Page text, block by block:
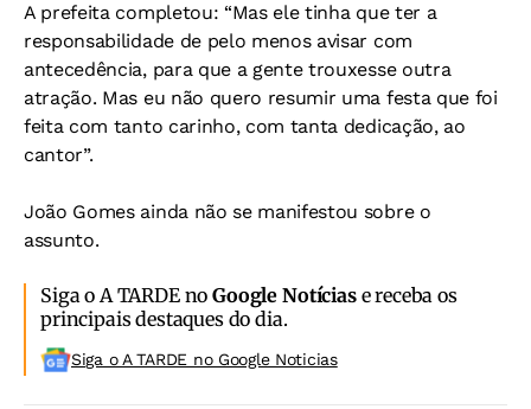
A prefeita completou: “Mas ele tinha que ter a
responsabilidade de pelo menos avisar com
antecedência, para que a gente trouxesse outra
atração. Mas eu não quero resumir uma festa que foi
feita com tanto carinho, com tanta dedicação, ao
cantor”.
João Gomes ainda não se manifestou sobre o
assunto.
Siga o A TARDE noGoogle Notíciase receba os
principais destaques do dia.
Siga o A TARDE no Google Noticias